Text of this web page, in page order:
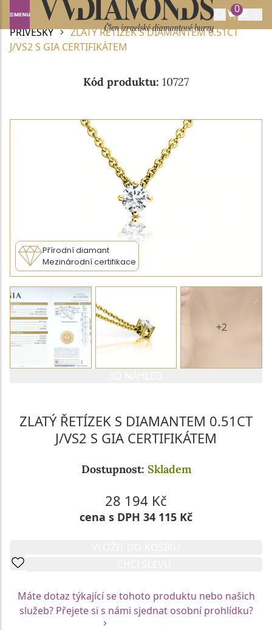
0
Domů DIAMANTOVÉ ŠPERKY
DIAMANTOVÉ
PŘÍVĚSKY
ZLATÝ ŘETÍZEK S DIAMANTEM 0.51CT
J/VS2 S GIA CERTIFIKÁTEM
Kód produktu: 10727
Přírodní diamant
Mezinárodní certifikace
+2
ZLATÝ ŘETÍZEK S DIAMANTEM 0.51CT
J/VS2 S GIA CERTIFIKÁTEM
Dostupnost: Skladem
28 194 Kč
cena s DPH 34 115 Kč
Máte dotaz týkající se tohoto produktu nebo našich
služeb? Přejete si s námi sjednat osobní prohlídku?